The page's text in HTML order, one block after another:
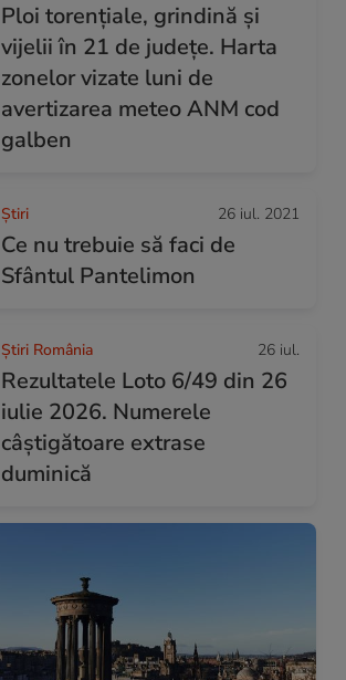
Ploi torențiale, grindină și
vijelii în 21 de județe. Harta
zonelor vizate luni de
avertizarea meteo ANM cod
galben
Ştiri 26 iul. 2021
Ce nu trebuie să faci de
Sfântul Pantelimon
Știri România 26 iul.
Rezultatele Loto 6/49 din 26
iulie 2026. Numerele
câștigătoare extrase
duminică